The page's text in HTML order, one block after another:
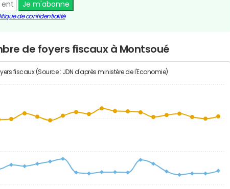
Je m'abonne
de confidentialité
de foyers fiscaux à Montsoué
fiscaux (Source : JDN d'après ministère de l'Economie)